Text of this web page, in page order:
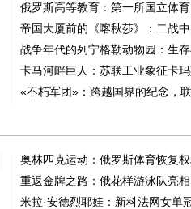
俄罗斯高等教育：第一所国立体
帝国大厦前的《喀秋莎》：二战
战争年代的列宁格勒动物园：生
卡马河畔巨人：苏联工业象征卡
«不朽军团»：跨越国界的纪念，
奥林匹克运动：俄罗斯体育恢复
重返金牌之路：俄花样游泳队亮
米拉·安德烈耶娃：新科法网女单